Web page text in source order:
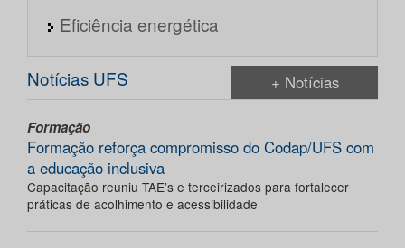
Eficiência energética
Notícias UFS + Notícias
Formação
Formação reforça compromisso do Codap/UFS com
a educação inclusiva
Capacitação reuniu TAE’s e terceirizados para fortalecer
práticas de acolhimento e acessibilidade